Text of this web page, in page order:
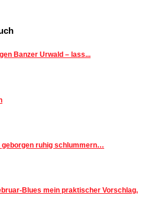
Banzer Urwald – lass...
geborgen ruhig schlummern…
Blues mein praktischer Vorschlag,